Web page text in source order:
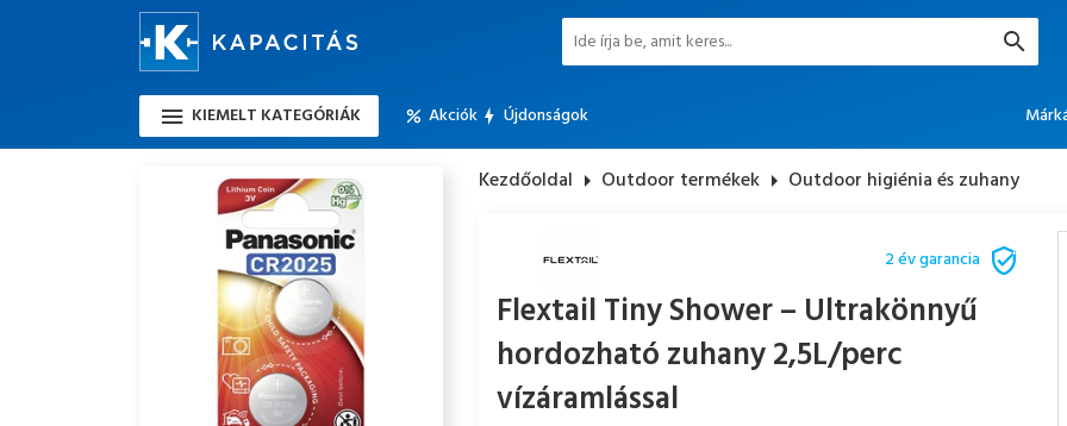
KIEMELT KATEGÓRIÁK Akciók Újdonságok
Kezdőoldal arrow_right Outdoor termékek arrow_right Outdoor higiénia és zuhany
2 év garancia
Flextail Tiny Shower – Ultrakönnyű
hordozható zuhany 2,5L/perc
vízáramlással